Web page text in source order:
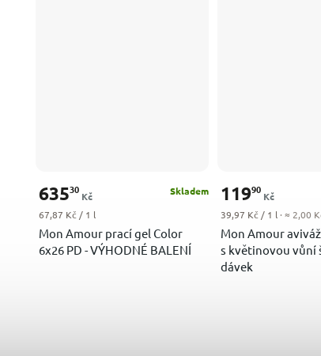
Mon Amour prací gel Color
6x26 PD - VÝHODNÉ BALENÍ
Skladem
63530
Kč
Měrná cena:
67,87 Kč / 1 l
Mon Amour
s květinovou vůní
dávek
11990
Kč
Měrná cena:
39,97 Kč / 1 l · ≈ 2,00